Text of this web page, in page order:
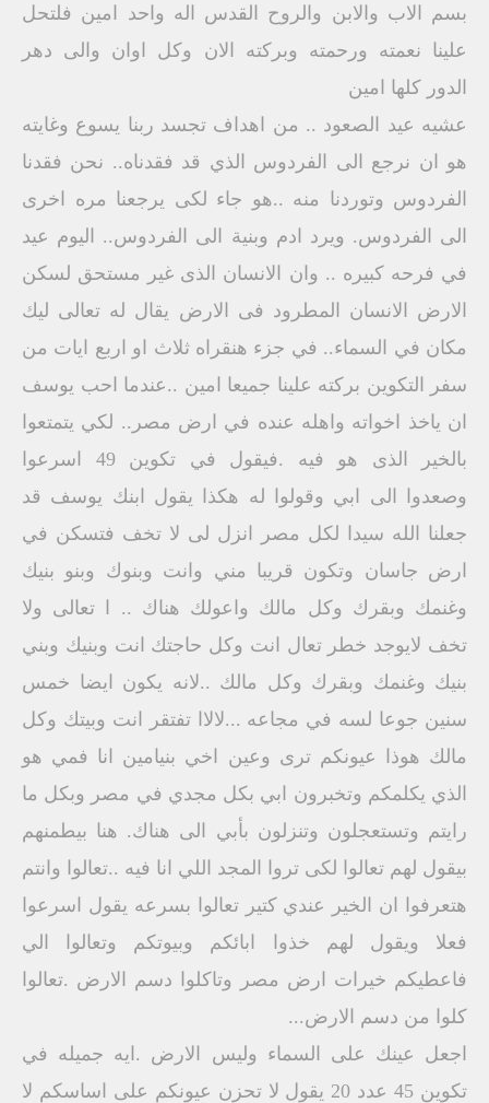
بسم الاب والابن والروح القدس اله واحد امين فلتحل
علينا نعمته ورحمته وبركته الان وكل اوان والى دهر
الدور كلها امين
عشيه عيد الصعود .. من اهداف تجسد ربنا يسوع وغايته
هو ان نرجع الى الفردوس الذي قد فقدناه.. نحن فقدنا
الفردوس وتوردنا منه ..هو جاء لكى يرجعنا مره اخرى
الى الفردوس. ويرد ادم وبنية الى الفردوس.. اليوم عيد
في فرحه كبيره .. وان الانسان الذى غير مستحق لسكن
الارض الانسان المطرود فى الارض يقال له تعالى ليك
مكان في السماء.. في جزء هنقراه ثلاث او اربع ايات من
سفر التكوين بركته علينا جميعا امين ..عندما احب يوسف
ان ياخذ اخواته واهله عنده في ارض مصر.. لكي يتمتعوا
بالخير الذى هو فيه .فيقول في تكوين 49 اسرعوا
وصعدوا الى ابي وقولوا له هكذا يقول ابنك يوسف قد
جعلنا الله سيدا لكل مصر انزل لى لا تخف فتسكن في
ارض جاسان وتكون قريبا مني وانت وبنوك وبنو بنيك
وغنمك وبقرك وكل مالك واعولك هناك .. ا تعالى ولا
تخف لايوجد خطر تعال انت وكل حاجتك انت وبنيك وبني
بنيك وغنمك وبقرك وكل مالك ..لانه يكون ايضا خمس
سنين جوعا لسه في مجاعه ...لالاا تفتقر انت وبيتك وكل
مالك هوذا عيونكم ترى وعين اخي بنيامين انا فمي هو
الذي يكلمكم وتخبرون ابي بكل مجدي في مصر وبكل ما
رايتم وتستعجلون وتنزلون بأبي الى هناك. هنا بيطمنهم
بيقول لهم تعالوا لكى تروا المجد اللي انا فيه ..تعالوا وانتم
هتعرفوا ان الخير عندي كتير تعالوا بسرعه يقول اسرعوا
فعلا ويقول لهم خذوا ابائكم وبيوتكم وتعالوا الي
فاعطيكم خيرات ارض مصر وتاكلوا دسم الارض .تعالوا
كلوا من دسم الارض...
اجعل عينك على السماء وليس الارض .ايه جميله في
تكوين 45 عدد 20 يقول لا تحزن عيونكم على اساسكم لا